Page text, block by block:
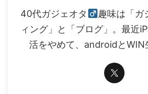
40代ガジェオタ
趣味は「ガ
ィング」と「ブログ」。最近
活をやめて、androidとWIN